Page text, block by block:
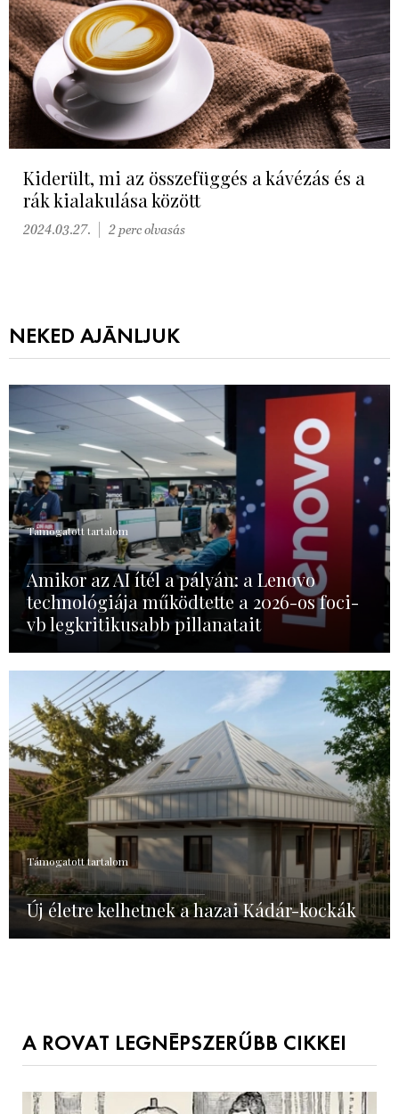
Kiderült, mi az összefüggés a kávézás és a
rák kialakulása között
2024.03.27. 2 perc olvasás
NEKED AJÁNLJUK
Támogatott tartalom
Amikor az AI ítél a pályán: a Lenovo
technológiája működtette a 2026-os foci-
vb legkritikusabb pillanatait
Támogatott tartalom
Új életre kelhetnek a hazai Kádár-kockák
A ROVAT LEGNÉPSZERŰBB CIKKEI